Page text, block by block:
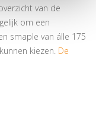
van de
om een
smaple van álle 175
kiezen. De